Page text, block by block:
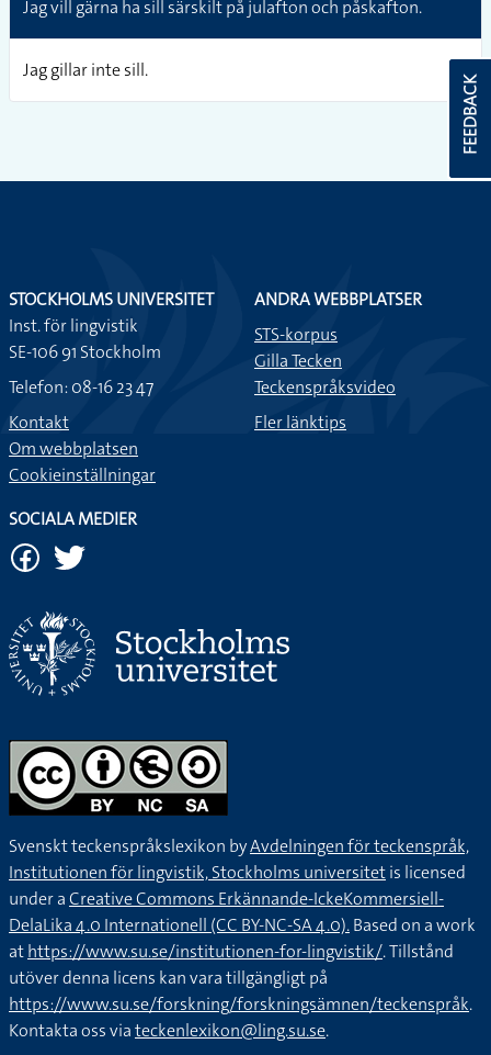
Jag vill gärna ha sill särskilt på julafton och påskafton.
Jag gillar inte sill.
FEEDBACK
STOCKHOLMS UNIVERSITET
Inst. för lingvistik
SE-106 91 Stockholm
Telefon: 08-16 23 47
Kontakt
Om webbplatsen
Cookieinställningar
ANDRA WEBBPLATSER
STS-korpus
Gilla Tecken
Teckenspråksvideo
Fler länktips
SOCIALA MEDIER
Svenskt teckenspråkslexikon byAvdelningen för teckenspråk,
Institutionen för lingvistik, Stockholms universitetis licensed
under aCreative Commons Erkännande-IckeKommersiell-
DelaLika 4.0 Internationell (CC BY-NC-SA 4.0).Based on a work
athttps://www.su.se/institutionen-for-lingvistik/. Tillstånd
utöver denna licens kan vara tillgängligt på
https://www.su.se/forskning/forskningsämnen/teckenspråk.
Kontakta oss viateckenlexikon@ling.su.se.